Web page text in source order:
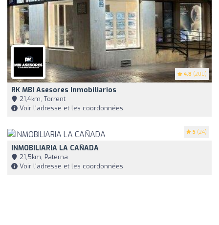
4.8 (200)
RK MBI Asesores Inmobiliarios
21,4km, Torrent
Voir l'adresse et les coordonnées
5 (24)
INMOBILIARIA LA CAÑADA
21,5km, Paterna
Voir l'adresse et les coordonnées